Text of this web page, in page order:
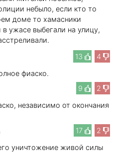
небыло, если кто то
доме то хамасники
ужасе выбегали на улицу,
13
4
фиаско.
9
2
независимо от окончания
17
2
уничтожение живой силы